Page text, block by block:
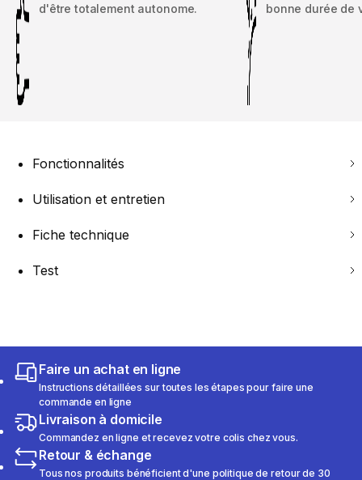
d'être totalement autonome.
bonne durée de
Fonctionnalités
Utilisation et entretien
Fiche technique
Test
Faire un achat en ligne
Instructions détaillées sur toutes les étapes pour faire une
commande en ligne
Livraison à domicile
Commandez en ligne et recevez votre colis chez vous.
Retour & échange
Tous nos produits bénéficient d'une politique de retour de 30